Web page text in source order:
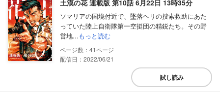
土漠の花 連載版 第10話 6月22日 13時35分
ソマリアの国境付近で、墜落ヘリの捜索救助にあた
っていた陸上自衛隊第一空挺団の精鋭たち。その野
営地...もっと読む
41
配信日：2022/06/21
試し読み